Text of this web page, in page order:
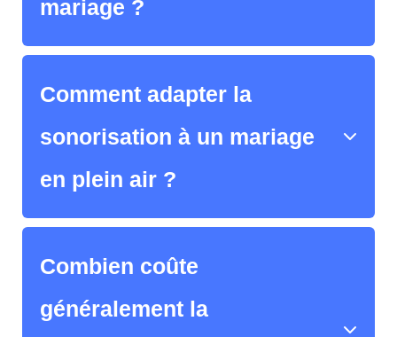
mariage ?
Comment adapter la
sonorisation à un mariage
en plein air ?
Combien coûte
généralement la